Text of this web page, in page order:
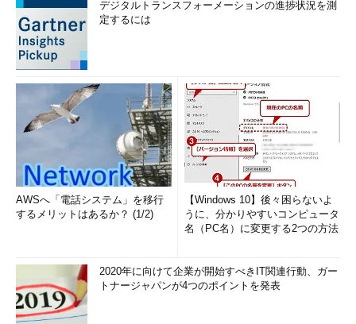
デジタルトランスフォーメーションの進捗状況を測
定するには
AWSへ「電話システム」を移行
するメリットはあるか？ (1/2)
【Windows 10】後々困らないよ
うに、分かりやすいコンピュータ
名（PC名）に変更する2つの方法
2020年に向けて企業が開始すべきIT関連行動、ガー
トナージャパンが4つのポイントを発表